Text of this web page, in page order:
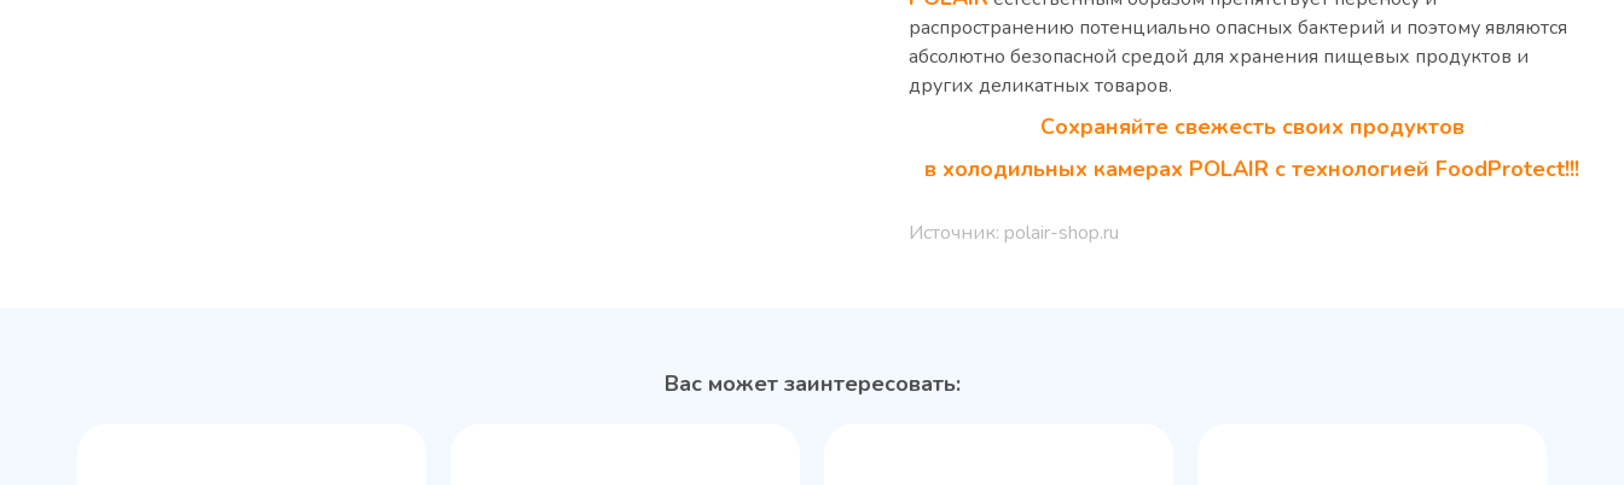
распространению потенциально опасных бактерий и поэтому являются
абсолютно безопасной средой для хранения пищевых продуктов и
других деликатных товаров.
Сохраняйте свежесть своих продуктов
в холодильных камерах POLAIR с технологией FoodProtect!!!
Источник: polair-shop.ru
Вас может заинтересовать: